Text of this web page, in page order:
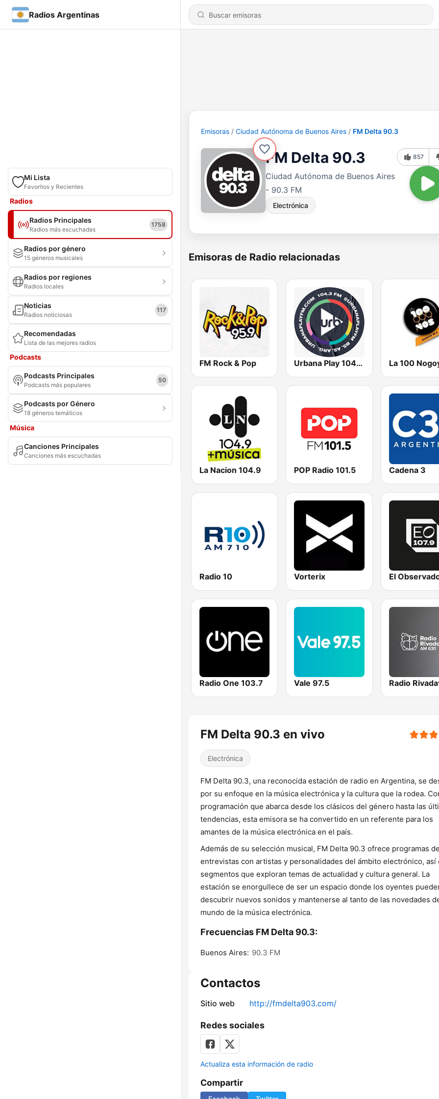
Radios Argentinas
Mi Lista
Favoritos y Recientes
Radios
Radios Principales
Radios más escuchadas
1758
Radios por género
15 géneros musicales
Radios por regiones
Radios locales
Noticias
Radios noticiosas
117
Recomendadas
Lista de las mejores radios
Podcasts
Podcasts Principales
Podcasts más populares
50
Podcasts por Género
18 géneros temáticos
Música
Canciones Principales
Canciones más escuchadas
Emisoras Ciudad Autónoma de Buenos Aires FM Delta 90.3
FM Delta 90.3
Ciudad Autónoma de Buenos Aires
- 90.3 FM
Electrónica
857
Emisoras de Radio relacionadas
FM Rock & Pop Urbana Play 104.3 FM La 100
La Nacion 104.9 POP Radio 101.5 Cadena 3
Radio 10 Vorterix El
Radio One 103.7 Vale 97.5
FM Delta 90.3 en vivo
Electrónica
FM Delta 90.3, una reconocida estación de radio en Argentina, se
por su enfoque en la música electrónica y la cultura que la rodea.
programación que abarca desde los clásicos del género hasta las
tendencias, esta emisora se ha convertido en un referente para los
amantes de la música electrónica en el país.
Además de su selección musical, FM Delta 90.3 ofrece programas
entrevistas con artistas y personalidades del ámbito electrónico, así
segmentos que exploran temas de actualidad y cultura general. La
estación se enorgullece de ser un espacio donde los oyentes
descubrir nuevos sonidos y mantenerse al tanto de las novedades
mundo de la música electrónica.
Frecuencias FM Delta 90.3:
Buenos Aires: 90.3 FM
Contactos
Sitio web http://fmdelta903.com/
Redes sociales
Actualiza esta información de radio
Compartir